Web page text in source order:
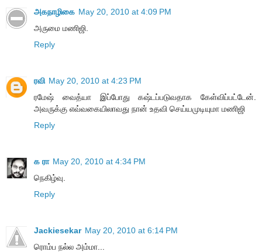
அகநாழிகை May 20, 2010 at 4:09 PM
அருமை மணிஜி.
Reply
ரவி May 20, 2010 at 4:23 PM
ரமேஷ் வைத்யா இப்போது கஷ்டப்படுவதாக கேள்விப்பட்டேன்.
அவருக்கு எவ்வகையிலாவது நான் உதவி செய்யமுடியுமா மணிஜி
Reply
க ரா May 20, 2010 at 4:34 PM
நெகிழ்வு.
Reply
Jackiesekar May 20, 2010 at 6:14 PM
ரொம்ப நல்ல அம்மா...